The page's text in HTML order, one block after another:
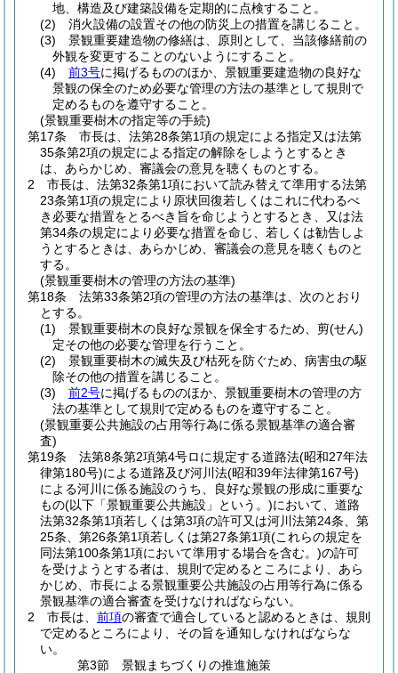
地、構造及び建築設備を定期的に点検すること。
(2)
消火設備の設置その他の防災上の措置を講じること。
(3)
景観重要建造物の修繕は、原則として、当該修繕前の
外観を変更することのないようにすること。
(4)
前3号に掲げるもののほか、景観重要建造物の良好な
景観の保全のため必要な管理の方法の基準として規則で
定めるものを遵守すること。
(景観重要樹木の指定等の手続)
第17条
市長は、法第28条第1項の規定による指定又は法第
35条第2項の規定による指定の解除をしようとするとき
は、あらかじめ、審議会の意見を聴くものとする。
2
市長は、法第32条第1項において読み替えて準用する法第
23条第1項の規定により原状回復若しくはこれに代わるべ
き必要な措置をとるべき旨を命じようとするとき、又は法
第34条の規定により必要な措置を命じ、若しくは勧告しよ
うとするときは、あらかじめ、審議会の意見を聴くものと
する。
(景観重要樹木の管理の方法の基準)
第18条
法第33条第2項の管理の方法の基準は、次のとおり
とする。
(1)
景観重要樹木の良好な景観を保全するため、剪(せん)
定その他の必要な管理を行うこと。
(2)
景観重要樹木の滅失及び枯死を防ぐため、病害虫の駆
除その他の措置を講じること。
(3)
前2号に掲げるもののほか、景観重要樹木の管理の方
法の基準として規則で定めるものを遵守すること。
(景観重要公共施設の占用等行為に係る景観基準の適合審
査)
第19条
法第8条第2項第4号ロに規定する道路法(昭和27年法
律第180号)による道路及び河川法(昭和39年法律第167号)
による河川に係る施設のうち、良好な景観の形成に重要な
もの(以下「景観重要公共施設」という。)において、道路
法第32条第1項若しくは第3項の許可又は河川法第24条、第
25条、第26条第1項若しくは第27条第1項(これらの規定を
同法第100条第1項において準用する場合を含む。)の許可
を受けようとする者は、規則で定めるところにより、あら
かじめ、市長による景観重要公共施設の占用等行為に係る
景観基準の適合審査を受けなければならない。
2
市長は、 前項の審査で適合していると認めるときは、規則
で定めるところにより、その旨を通知しなければならな
い。
第3節
景観まちづくりの推進施策